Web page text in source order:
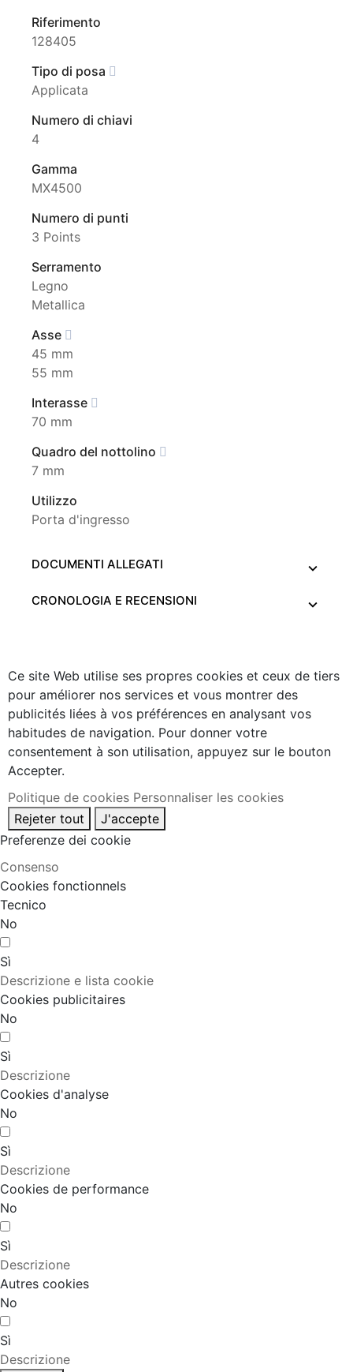
Riferimento
128405
Tipo di posa
Applicata
Numero di chiavi
4
Gamma
MX4500
Numero di punti
3 Points
Serramento
Legno
Metallica
Asse
45 mm
55 mm
Interasse
70 mm
Quadro del nottolino
7 mm
Utilizzo
Porta d'ingresso
DOCUMENTI ALLEGATI
CRONOLOGIA E RECENSIONI
Ce site Web utilise ses propres cookies et ceux de tiers
pour améliorer nos services et vous montrer des
publicités liées à vos préférences en analysant vos
habitudes de navigation. Pour donner votre
consentement à son utilisation, appuyez sur le bouton
Accepter.
Politique de cookies Personnaliser les cookies
Rejeter tout
J'accepte
Preferenze dei cookie
Consenso
Cookies fonctionnels
Tecnico
No
Sì
Descrizione e lista cookie
Cookies publicitaires
No
Sì
Descrizione
Cookies d'analyse
No
Sì
Descrizione
Cookies de performance
No
Sì
Descrizione
Autres cookies
No
Sì
Descrizione